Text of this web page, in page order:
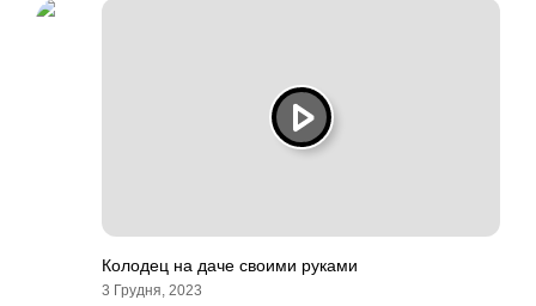
Колодец на даче своими руками
3 Грудня, 2023